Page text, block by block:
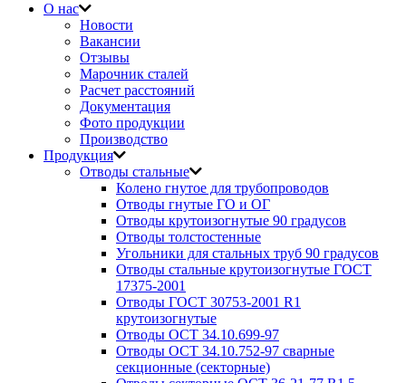
О нас
Новости
Вакансии
Отзывы
Марочник сталей
Расчет расстояний
Документация
Фото продукции
Производство
Продукция
Отводы стальные
Колено гнутое для трубопроводов
Отводы гнутые ГО и ОГ
Отводы крутоизогнутые 90 градусов
Отводы толстостенные
Угольники для стальных труб 90 градусов
Отводы стальные крутоизогнутые ГОСТ
17375-2001
Отводы ГОСТ 30753-2001 R1
крутоизогнутые
Отводы ОСТ 34.10.699-97
Отводы ОСТ 34.10.752-97 сварные
секционные (секторные)